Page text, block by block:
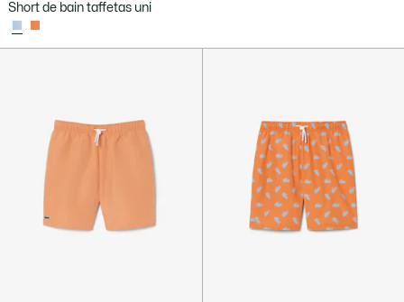
Short de bain taffetas uni